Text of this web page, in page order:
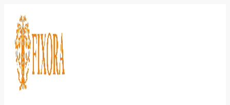
содержимому